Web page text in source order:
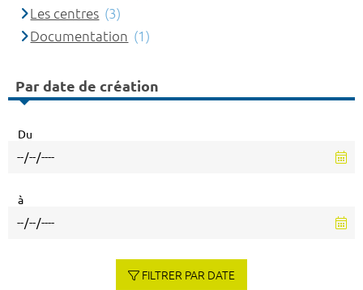
Les centres (3)
Documentation (1)
Par date de création
Du
à
FILTRER PAR DATE